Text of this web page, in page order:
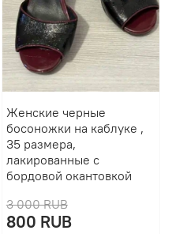
Женские черные
босоножки на каблуке ,
35 размера,
лакированные с
бордовой окантовкой
3 000 RUB
800 RUB